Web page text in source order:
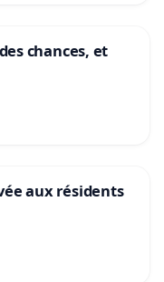
chances, et
aux résidents